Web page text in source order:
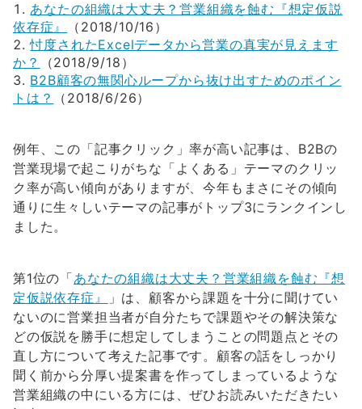
あなたの組織は大丈夫？営業組織を蝕む『想定仮説
依存症』
（2018/10/16）
忖度されたExcelデータから営業の真実が見えます
か？
（2018/9/18）
B2B顧客の無関心ループから抜け出すためのポイン
トは？
（2018/6/26）
例年、この「記事クリック」率が高い記事は、B2Bの
営業現場で起こりがちな「よくある」テーマのクリッ
ク率が高い傾向がありますが、今年もまさにその傾向
通りに生々しいテーマの記事がトップ3にランクインし
ました。
第1位の「あなたの組織は大丈夫？営業組織を蝕む『想
定仮説依存症』
」は、顧客から課題を十分に聞けてい
ないのに営業担当者が自分たちで課題やその解決策な
どの仮説を勝手に想定してしまうことの問題点とその
直し方について考えた記事です。顧客の話をしっかり
聞く前から分厚い提案書を作ってしまっているような
営業組織の中にいる方には、ぜひお読みいただきたい